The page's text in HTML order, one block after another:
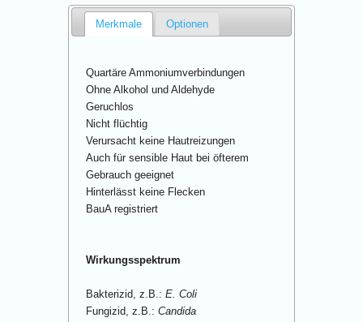
Merkmale Optionen
Quartäre Ammoniumverbindungen
Ohne Alkohol und Aldehyde
Geruchlos
Nicht flüchtig
Verursacht keine Hautreizungen
Auch für sensible Haut bei öfterem
Gebrauch geeignet
Hinterlässt keine Flecken
BauA registriert
Wirkungsspektrum
Bakterizid, z.B.: E. Coli
Fungizid, z.B.: Candida